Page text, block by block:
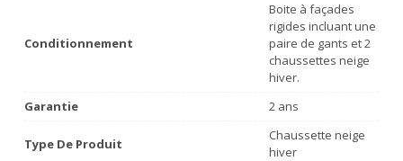
Conditionnement
Boite à façades
rigides incluant une
paire de gants et 2
chaussettes neige
hiver.
Garantie
2 ans
Type De Produit
Chaussette neige
hiver